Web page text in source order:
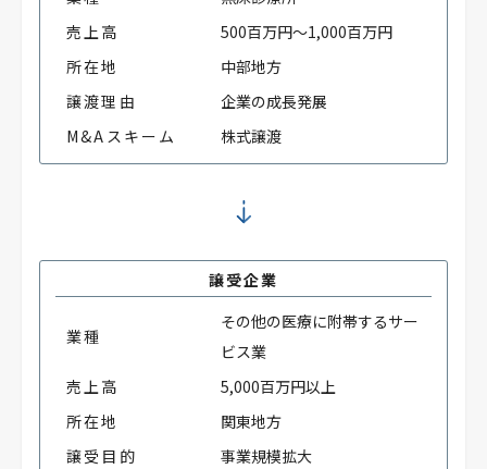
売上高
500百万円～1,000百万円
所在地
中部地方
譲渡理由
企業の成長発展
M&Aスキーム
株式譲渡
譲受企業
業種
その他の医療に附帯するサー
ビス業
売上高
5,000百万円以上
所在地
関東地方
譲受目的
事業規模拡大